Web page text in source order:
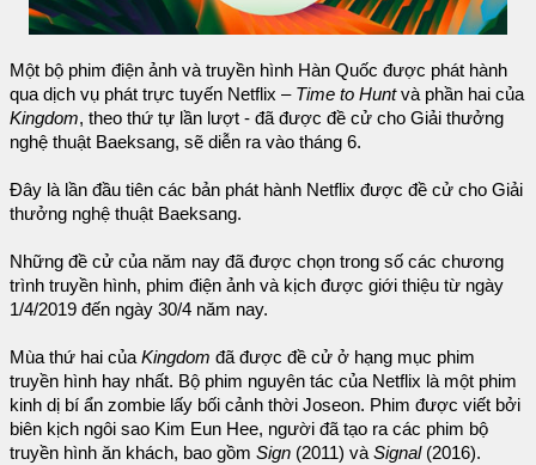
Một bộ phim điện ảnh và truyền hình Hàn Quốc được phát hành
qua dịch vụ phát trực tuyến Netflix – Time to Huntvà phần hai của
Kingdom, theo thứ tự lần lượt - đã được đề cử cho Giải thưởng
nghệ thuật Baeksang, sẽ diễn ra vào tháng 6.
Đây là lần đầu tiên các bản phát hành Netflix được đề cử cho Giải
thưởng nghệ thuật Baeksang.
Những đề cử của năm nay đã được chọn trong số các chương
trình truyền hình, phim điện ảnh và kịch được giới thiệu từ ngày
1/4/2019 đến ngày 30/4 năm nay.
Mùa thứ hai của Kingdom đã được đề cử ở hạng mục phim
truyền hình hay nhất. Bộ phim nguyên tác của Netflix là một phim
kinh dị bí ẩn zombie lấy bối cảnh thời Joseon. Phim được viết bởi
biên kịch ngôi sao Kim Eun Hee, người đã tạo ra các phim bộ
truyền hình ăn khách, bao gồm Sign (2011) và Signal(2016).